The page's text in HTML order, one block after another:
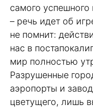
самого
– речь идет об
не помнит:
нас в
мир полностью
Разрушенные
аэропорты и
цветущего, лишь